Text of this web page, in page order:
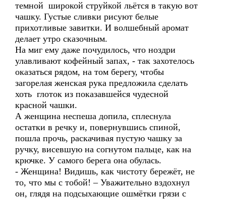
темной широкой струйкой льётся в такую вот
чашку. Густые сливки рисуют белые
прихотливые завитки. И волшебный аромат
делает утро сказочным.
На миг ему даже почудилось, что ноздри
улавливают кофейный запах, - так захотелось
оказаться рядом, на том берегу, чтобы
загорелая женская рука предложила сделать
хоть глоток из показавшейся чудесной
красной чашки.
А женщина неспеша допила, сплеснула
остатки в речку и, повернувшись спиной,
пошла прочь, раскачивая пустую чашку за
ручку, висевшую на согнутом пальце, как на
крючке. У самого берега она обулась.
- Женщина! Видишь, как чистоту бережёт, не
то, что мы с тобой! – Уважительно вздохнул
он, глядя на подсыхающие ошмётки грязи с